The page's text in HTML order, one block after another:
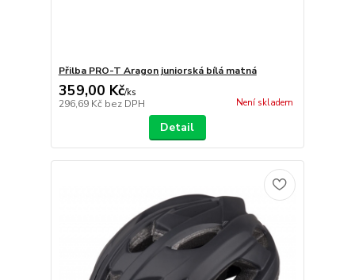
Přilba PRO-T Aragon juniorská bílá matná
359,00 Kč/ks
296,69 Kč bez DPH Není skladem
Detail